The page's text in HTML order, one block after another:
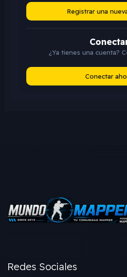
Registrar una
¿Ya tienes una cuenta?
Conectar
Redes Sociales